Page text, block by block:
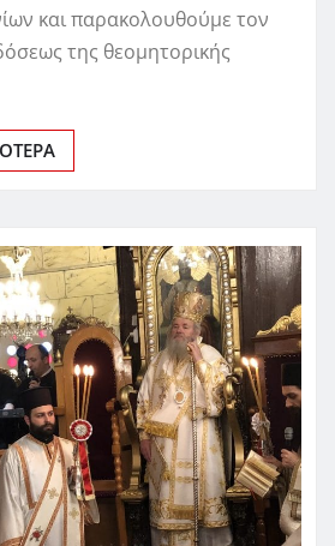
και παρακολουθούμε τον
της θεομητορικής